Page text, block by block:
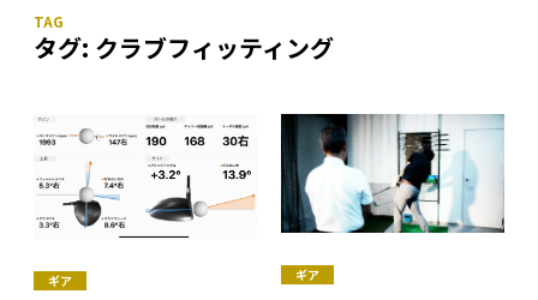
タグ: クラブフィッティング
ギア ギア